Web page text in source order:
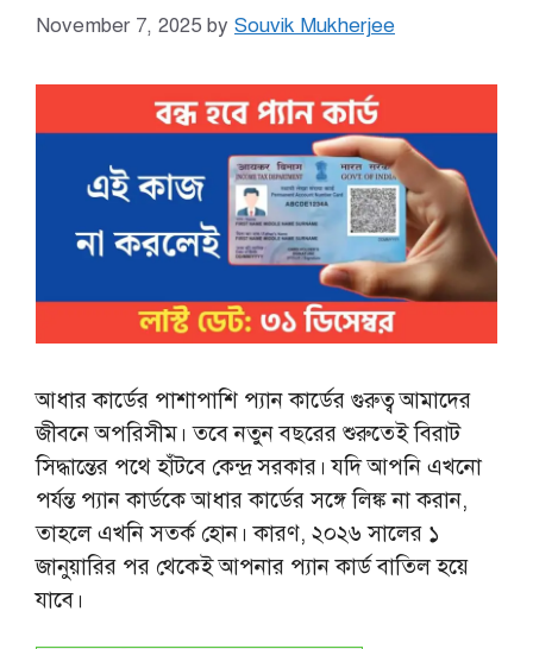
November 7, 2025 by Souvik Mukherjee
আধার কার্ডের পাশাপাশি প্যান কার্ডের গুরুত্ব আমাদের
জীবনে অপরিসীম। তবে নতুন বছরের শুরুতেই বিরাট
সিদ্ধান্তের পথে হাঁটবে কেন্দ্র সরকার। যদি আপনি এখনো
পর্যন্ত প্যান কার্ডকে আধার কার্ডের সঙ্গে লিঙ্ক না করান,
তাহলে এখনি সতর্ক হোন। কারণ, ২০২৬ সালের ১
জানুয়ারির পর থেকেই আপনার প্যান কার্ড বাতিল হয়ে
যাবে।